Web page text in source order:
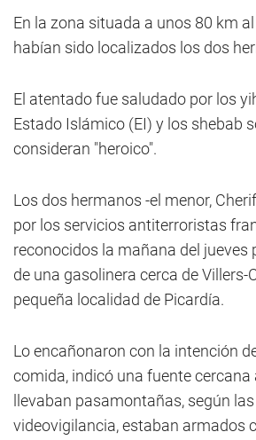
En la zona situada a unos 80 km
habían sido localizados los dos
El atentado fue saludado por los
Estado Islámico (EI) y los shebab
consideran "heroico".
Los dos hermanos -el menor,
por los servicios antiterroristas
reconocidos la mañana del jueves
de una gasolinera cerca de Villers-
pequeña localidad de Picardía.
Lo encañonaron con la intención
comida, indicó una fuente cercana
llevaban pasamontañas, según
videovigilancia, estaban armados